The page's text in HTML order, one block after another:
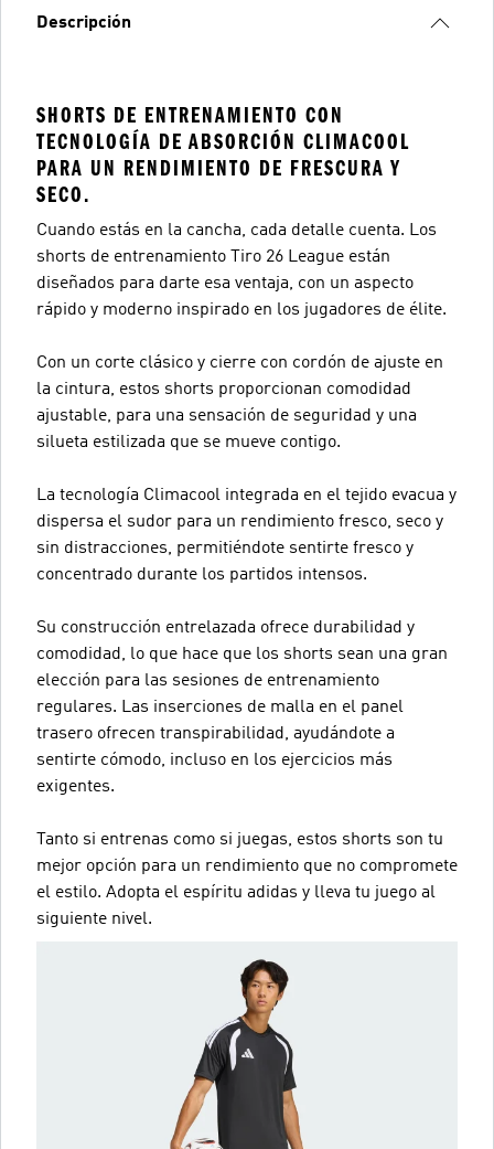
Descripción
SHORTS DE ENTRENAMIENTO CON
TECNOLOGÍA DE ABSORCIÓN CLIMACOOL
PARA UN RENDIMIENTO DE FRESCURA Y
SECO.
Cuando estás en la cancha, cada detalle cuenta. Los
shorts de entrenamiento Tiro 26 League están
diseñados para darte esa ventaja, con un aspecto
rápido y moderno inspirado en los jugadores de élite.
Con un corte clásico y cierre con cordón de ajuste en
la cintura, estos shorts proporcionan comodidad
ajustable, para una sensación de seguridad y una
silueta estilizada que se mueve contigo.
La tecnología Climacool integrada en el tejido evacua y
dispersa el sudor para un rendimiento fresco, seco y
sin distracciones, permitiéndote sentirte fresco y
concentrado durante los partidos intensos.
Su construcción entrelazada ofrece durabilidad y
comodidad, lo que hace que los shorts sean una gran
elección para las sesiones de entrenamiento
regulares. Las inserciones de malla en el panel
trasero ofrecen transpirabilidad, ayudándote a
sentirte cómodo, incluso en los ejercicios más
exigentes.
Tanto si entrenas como si juegas, estos shorts son tu
mejor opción para un rendimiento que no compromete
el estilo. Adopta el espíritu adidas y lleva tu juego al
siguiente nivel.